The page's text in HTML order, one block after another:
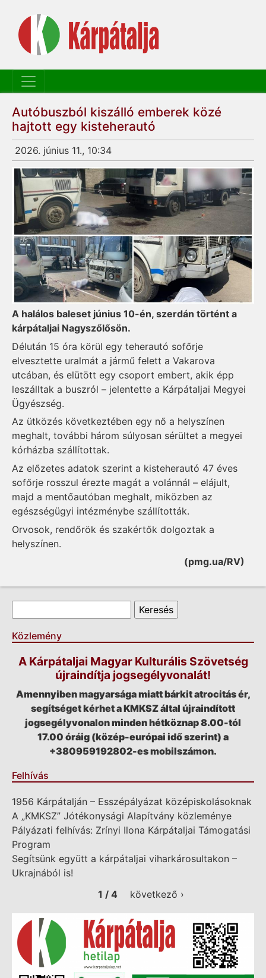
Autóbuszból kiszálló emberek közé
hajtott egy kisteherautó
2026. június 11., 10:34
A halálos baleset június 10-én, szerdán történt a
kárpátaljai Nagyszőlősön.
Délután 15 óra körül egy teherautó sofőrje
elvesztette uralmát a jármű felett a Vakarova
utcában, és elütött egy csoport embert, akik épp
leszálltak a buszról – jelentette a Kárpátaljai Megyei
Ügyészség.
Az ütközés következtében egy nő a helyszínen
meghalt, további három súlyosan sérültet a megyei
kórházba szállítottak.
Az előzetes adatok szerint a kisteherautó 47 éves
sofőrje rosszul érezte magát a volánnál – elájult,
majd a mentőautóban meghalt, miközben az
egészségügyi intézménybe szállították.
Orvosok, rendőrök és szakértők dolgoztak a
helyszínen.
(pmg.ua/RV)
Keresés űrlap
Közlemény
A Kárpátaljai Magyar Kulturális Szövetség
újraindítja jogsegélyvonalát!
Amennyiben magyarsága miatt bárkit atrocitás ér,
segítséget kérhet a KMKSZ által újraindított
jogsegélyvonalon minden hétköznap 8.00-tól
17.00 óráig (közép-európai idő szerint) a
+380959192802-es mobilszámon.
Felhívás
1956 Kárpátalján – Esszépályázat középiskolásoknak
A „KMKSZ” Jótékonysági Alapítvány közleménye
Pályázati felhívás: Zrínyi Ilona Kárpátaljai Támogatási
Program
Segítsünk együtt a kárpátaljai viharkárosultakon –
Ukrajnából is!
1 / 4
következő ›